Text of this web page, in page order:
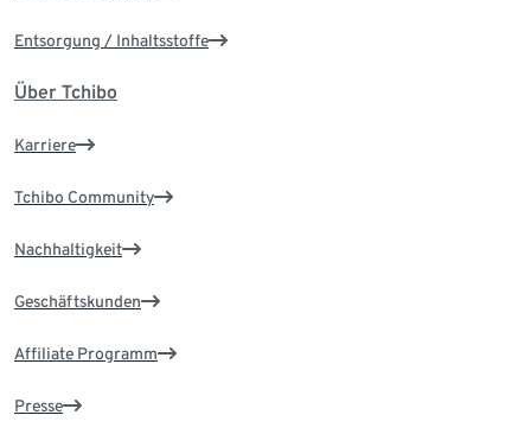
Entsorgung / Inhaltsstoffe
Über Tchibo
Karriere
Tchibo Community
Nachhaltigkeit
Geschäftskunden
Affiliate Programm
Presse